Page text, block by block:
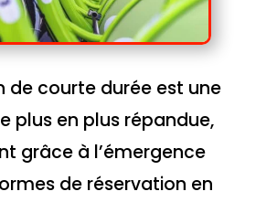
de courte durée est une
plus en plus répandue,
grâce à l’émergence
de réservation en